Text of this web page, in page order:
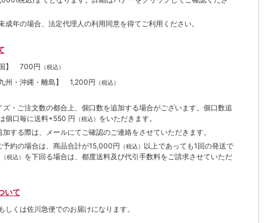
成年の場合、法定代理人の利用同意を得てご利用ください。
】 700円 （税込）
州・沖縄・離島】 1,200円 （税込）
ズ・ご注文数の都合上、個口数を追加する場合がございます。個口数追
個口毎に送料+550 円 （税込） をいただきます。
する際は、メールにてご確認のご連絡をさせていただきます。
予約の場合は、商品合計が15,000円 （税込） 以上であっても1回の発送で
（税込） を下回る場合は、都度送料及び代引手数料をご請求させていただ
いて
しくは佐川急便でのお届けになります。